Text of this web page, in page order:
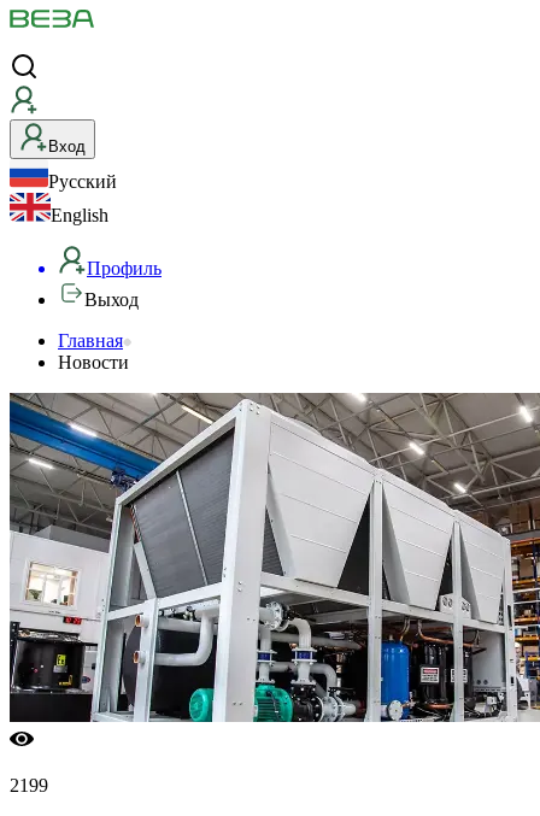
Вход
Русский
English
Профиль
Выход
Главная
Новости
2199